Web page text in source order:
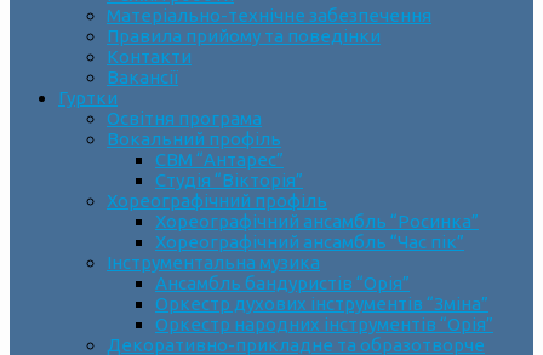
Матеріально-технічне забезпечення
Правила прийому та поведінки
Контакти
Вакансії
Гуртки
Освітня програма
Вокальний профіль
СВМ “Антарес”
Студія “Вікторія”
Хореографічний профіль
Хореографічний ансамбль “Росинка”
Хореографічний ансамбль “Час пік”
Інструментальна музика
Ансамбль бандуристів “Орія”
Оркестр духових інструментів “Зміна”
Оркестр народних інструментів “Орія”
Декоративно-прикладне та образотворче